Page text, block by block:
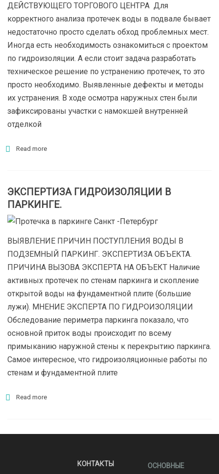
ДЕЙСТВУЮЩЕГО ТОРГОВОГО ЦЕНТРА Для
корректного анализа протечек воды в подвале бывает
недостаточно просто сделать обход проблемных мест.
Иногда есть необходимость ознакомиться с проектом
по гидроизоляции. А если стоит задача разработать
техническое решение по устранению протечек, то это
просто необходимо. Выявленные дефекты и методы
их устранения. В ходе осмотра наружных стен были
зафиксированы участки с намокшей внутренней
отделкой
Read more
ЭКСПЕРТИЗА ГИДРОИЗОЛЯЦИИ В
ПАРКИНГЕ.
ВЫЯВЛЕНИЕ ПРИЧИН ПОСТУПЛЕНИЯ ВОДЫ В
ПОДЗЕМНЫЙ ПАРКИНГ. ЭКСПЕРТИЗА ОБЪЕКТА.
ПРИЧИНА ВЫЗОВА ЭКСПЕРТА НА ОБЪЕКТ Наличие
активных протечек по стенам паркинга и скопление
открытой воды на фундаментной плите (большие
лужи). МНЕНИЕ ЭКСПЕРТА ПО ГИДРОИЗОЛЯЦИИ
Обследование периметра паркинга показало, что
основной приток воды происходит по всему
примыканию наружной стены к перекрытию паркинга.
Самое интересное, что гидроизоляционные работы по
стенам и фундаментной плите
Read more
КОНТАКТЫ
ОСНОВНЫЕ